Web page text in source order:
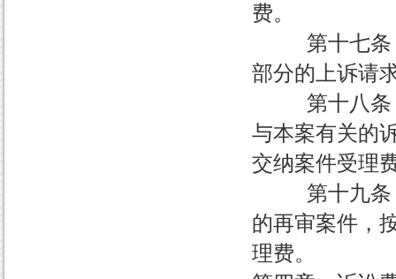
费。
第十七条
部分的上诉请
第十八条
与本案有关的
交纳案件受理
第十九条
的再审案件，
理费。